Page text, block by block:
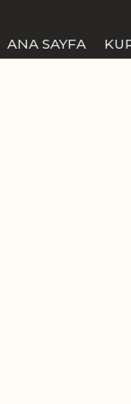
ANA SAYFA